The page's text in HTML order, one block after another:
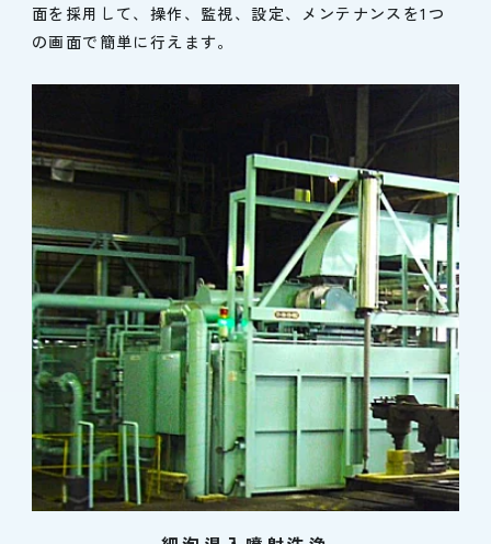
面を採用して、操作、監視、設定、メンテナンスを1つ
の画面で簡単に行えます。